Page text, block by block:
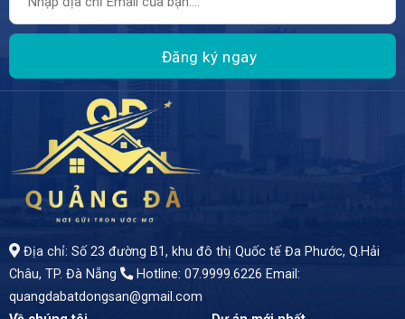
Địa chỉ: Số 23 đường B1, khu đô thị Quốc tế Đa Phước, Q.Hải
Châu, TP. Đà Nẵng
Hotline: 07.9999.6226 Email:
quangdabatdongsan@gmail.com